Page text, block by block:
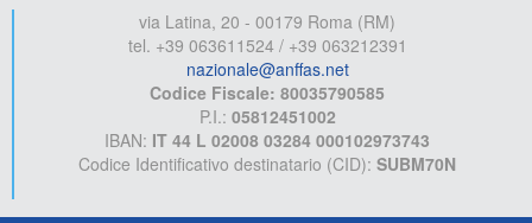
via Latina, 20 - 00179 Roma (RM)
tel. +39 063611524 / +39 063212391
nazionale@anffas.net
Codice Fiscale: 80035790585
P.I.: 05812451002
IBAN: IT 44 L 02008 03284 000102973743
Codice Identificativo destinatario (CID): SUBM70N